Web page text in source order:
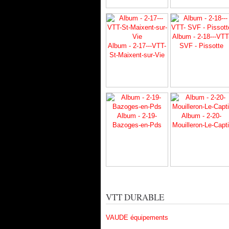
Album - 2-17---VTT-
St-Maixent-sur-Vie
Album - 2-18---
SVF - Pissotte
Album - 2-19-
Bazoges-en-Pds
Album - 2-20-
Mouilleron-Le-
VTT DURABLE
VAUDE équipements